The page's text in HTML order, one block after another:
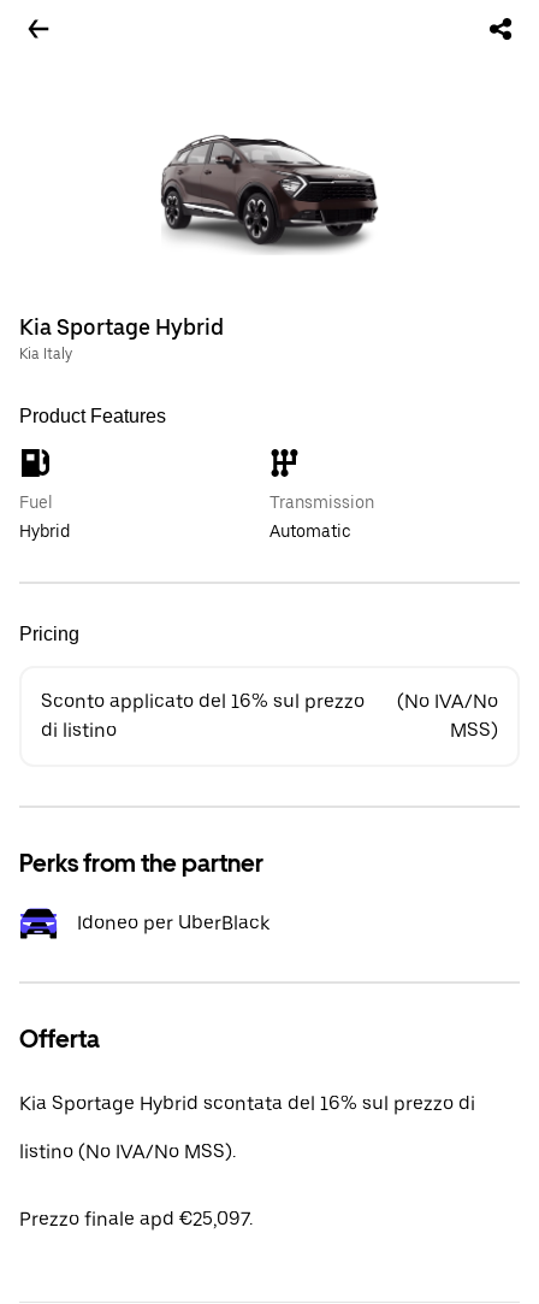
Kia Sportage Hybrid
Kia Italy
Product Features
Fuel
Hybrid
Transmission
Automatic
Pricing
Sconto applicato del 16% sul prezzo
di listino
(No IVA/No
MSS)
Perks from the partner
Idoneo per UberBlack
Offerta
Kia Sportage Hybrid scontata del 16% sul prezzo di
listino (No IVA/No MSS).
Prezzo finale apd €25,097.